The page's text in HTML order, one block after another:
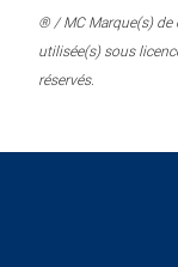
® / MC Marque(s) de
utilisée(s) sous
réservés.